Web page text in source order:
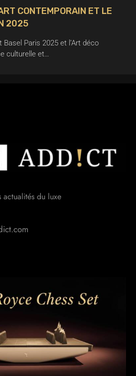
CONTEMPORAIN ET LE
2025
Paris 2025 et l’Art déco
culturelle et…
actualités du luxe